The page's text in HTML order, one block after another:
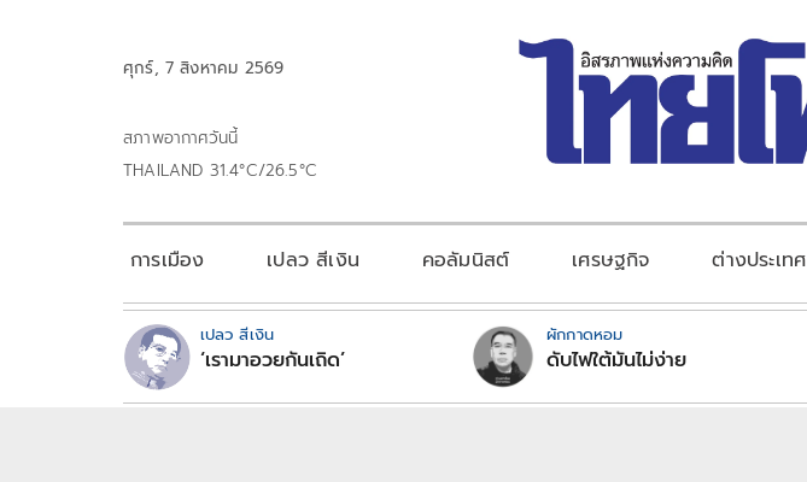
ศุกร์, 7 สิงหาคม 2569
สภาพอากาศวันนี้
THAILAND 31.4°C/26.5°C
การเมือง เปลว สีเงิน คอลัมนิสต์ เศรษฐกิจ ต่างประเทศ
เปลว สีเงิน
‘เรามาอวยกันเถิด’
ผักกาดหอม
ดับไฟใต้มันไม่ง่าย